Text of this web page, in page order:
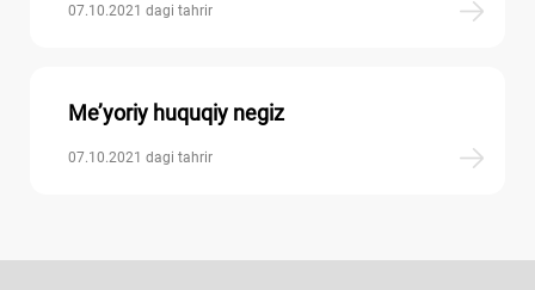
07.10.2021 dagi tahrir
Me’yoriy huquqiy negiz
07.10.2021 dagi tahrir